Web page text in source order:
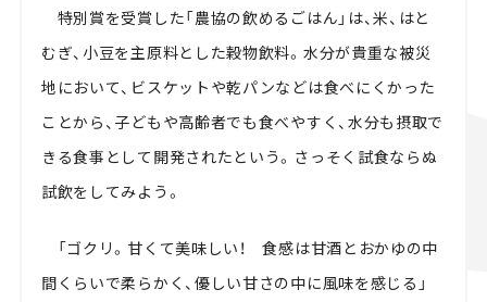
特別賞を受賞した「農協の飲めるごはん」は、米、はと
むぎ、小豆を主原料とした穀物飲料。水分が貴重な被災
地において、ビスケットや乾パンなどは食べにくかった
ことから、子どもや高齢者でも食べやすく、水分も摂取で
きる食事として開発されたという。さっそく試食ならぬ
試飲をしてみよう。
「ゴクリ。甘くて美味しい！ 食感は甘酒とおかゆの中
間くらいで柔らかく、優しい甘さの中に風味を感じる」